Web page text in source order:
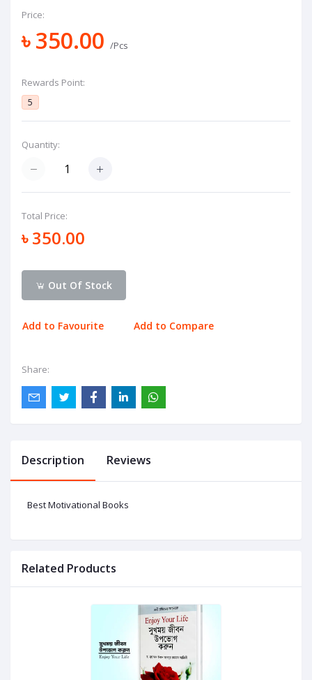
Price:
৳ 350.00 /Pcs
Rewards Point:
5
Quantity:
Total Price:
৳ 350.00
Out Of Stock
Add to Favourite Add to Compare
Share:
Description Reviews
Best Motivational Books
Related Products